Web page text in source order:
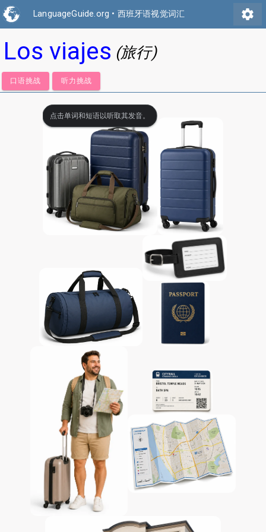
LanguageGuide.org • 西班牙语视觉词汇 settings
Los viajes (旅行)
口语挑战 听力挑战
点击单词和短语以听取其发音。